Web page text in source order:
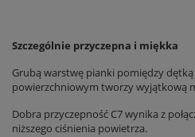
Szczególnie przyczepna i miękka
Grubą warstwę pianki pomiędzy dętką
powierzchniowym tworzy wyjątkową
Dobra przyczepność C7 wynika z
niższego ciśnienia powietrza.